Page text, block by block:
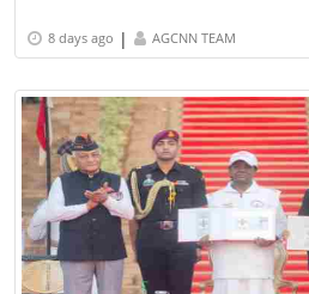
8 days ago | AGCNN TEAM